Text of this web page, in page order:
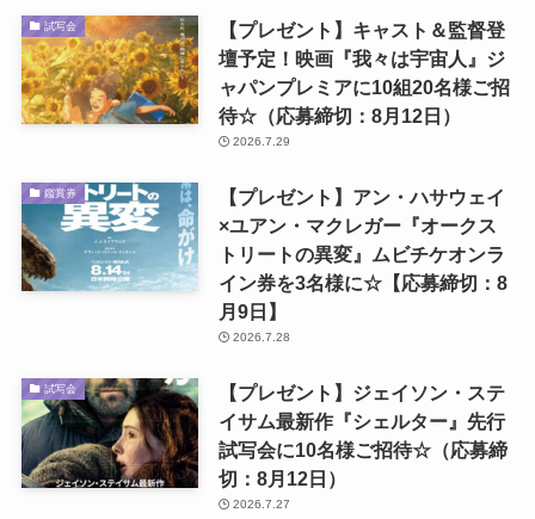
試写会
【プレゼント】キャスト＆監督登
壇予定！映画『我々は宇宙人』ジ
ャパンプレミアに10組20名様ご招
待☆（応募締切：8月12日）
2026.7.29
鑑賞券
【プレゼント】アン・ハサウェイ
×ユアン・マクレガー『オークス
トリートの異変』ムビチケオンラ
イン券を3名様に☆【応募締切：8
月9日】
2026.7.28
試写会
【プレゼント】ジェイソン・ステ
イサム最新作『シェルター』先行
試写会に10名様ご招待☆（応募締
切：8月12日）
2026.7.27